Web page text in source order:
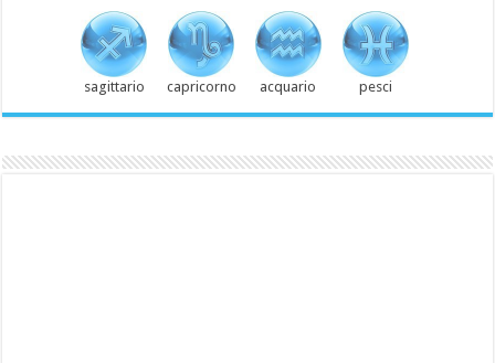
sagittario capricorno acquario pesci